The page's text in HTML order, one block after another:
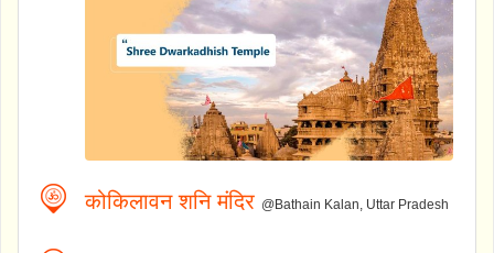
कोकिलावन शनि मंदिर @Bathain Kalan, Uttar Pradesh